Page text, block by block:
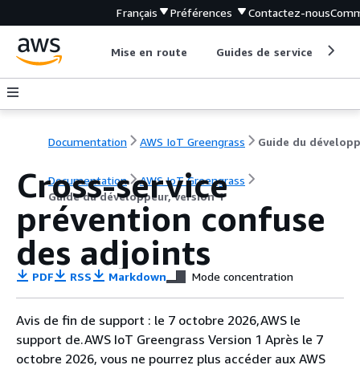
Français Préférences Contactez-nous
Mise en route Guides de service
Documentation AWS IoT Greengrass
Documentation
AWS IoT Greengrass
Guide du développeur, version 1
Cross-service
prévention confuse
des adjoints
PDF RSS Markdown Mode concentration
Avis de fin de support : le 7 octobre 2026,AWS le
support de.AWS IoT Greengrass Version 1 Après le 7
octobre 2026, vous ne pourrez plus accéder aux AWS